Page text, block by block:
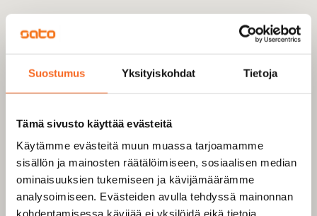
Suostumus Yksityiskohdat Tietoja
Tämä sivusto käyttää evästeitä
Käytämme evästeitä muun muassa tarjoamamme
sisällön ja mainosten räätälöimiseen, sosiaalisen median
ominaisuuksien tukemiseen ja kävijämäärämme
analysoimiseen. Evästeiden avulla tehdyssä mainonnan
kohdentamisessa kävijää ei yksilöidä eikä tietoja